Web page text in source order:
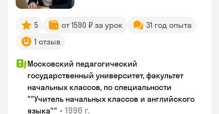
5 от 1590 ₽ за урок
31 год опыта
1 отзыв
Московский педагогический
государственный университет, факультет
начальных классов, по специальности
""Учитель начальных классов и английского
языка"" • 1996 г.